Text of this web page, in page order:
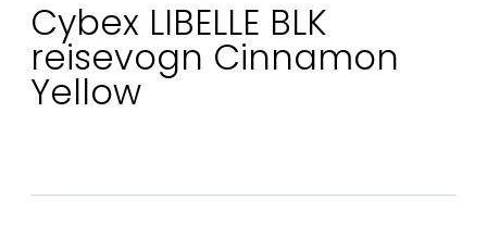
Cybex LIBELLE BLK
reisevogn Cinnamon
Yellow